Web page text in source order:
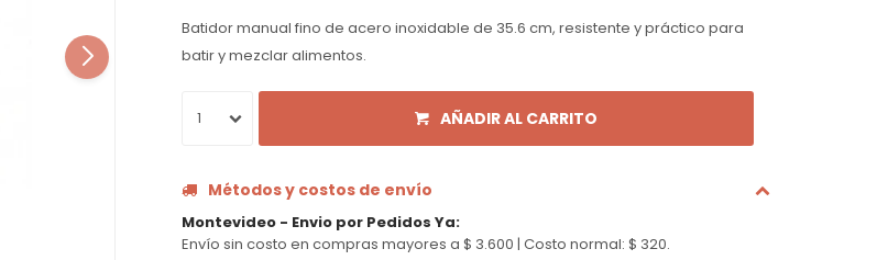
Batidor manual fino de acero inoxidable de 35.6 cm, resistente y práctico para
batir y mezclar alimentos.
1 AÑADIR AL CARRITO
Métodos y costos de envío
Montevideo - Envio por Pedidos Ya:
Envío sin costo en compras mayores a $ 3.600 | Costo normal: $ 320.